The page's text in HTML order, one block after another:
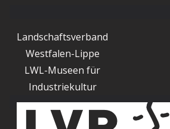
Landschaftsverband
Westfalen-Lippe
LWL-Museen für
Industriekultur